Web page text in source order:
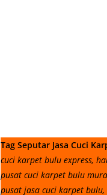
Tag Seputar Jasa Cuci
cuci karpet bulu express,
pusat cuci karpet bulu
pusat jasa cuci karpet